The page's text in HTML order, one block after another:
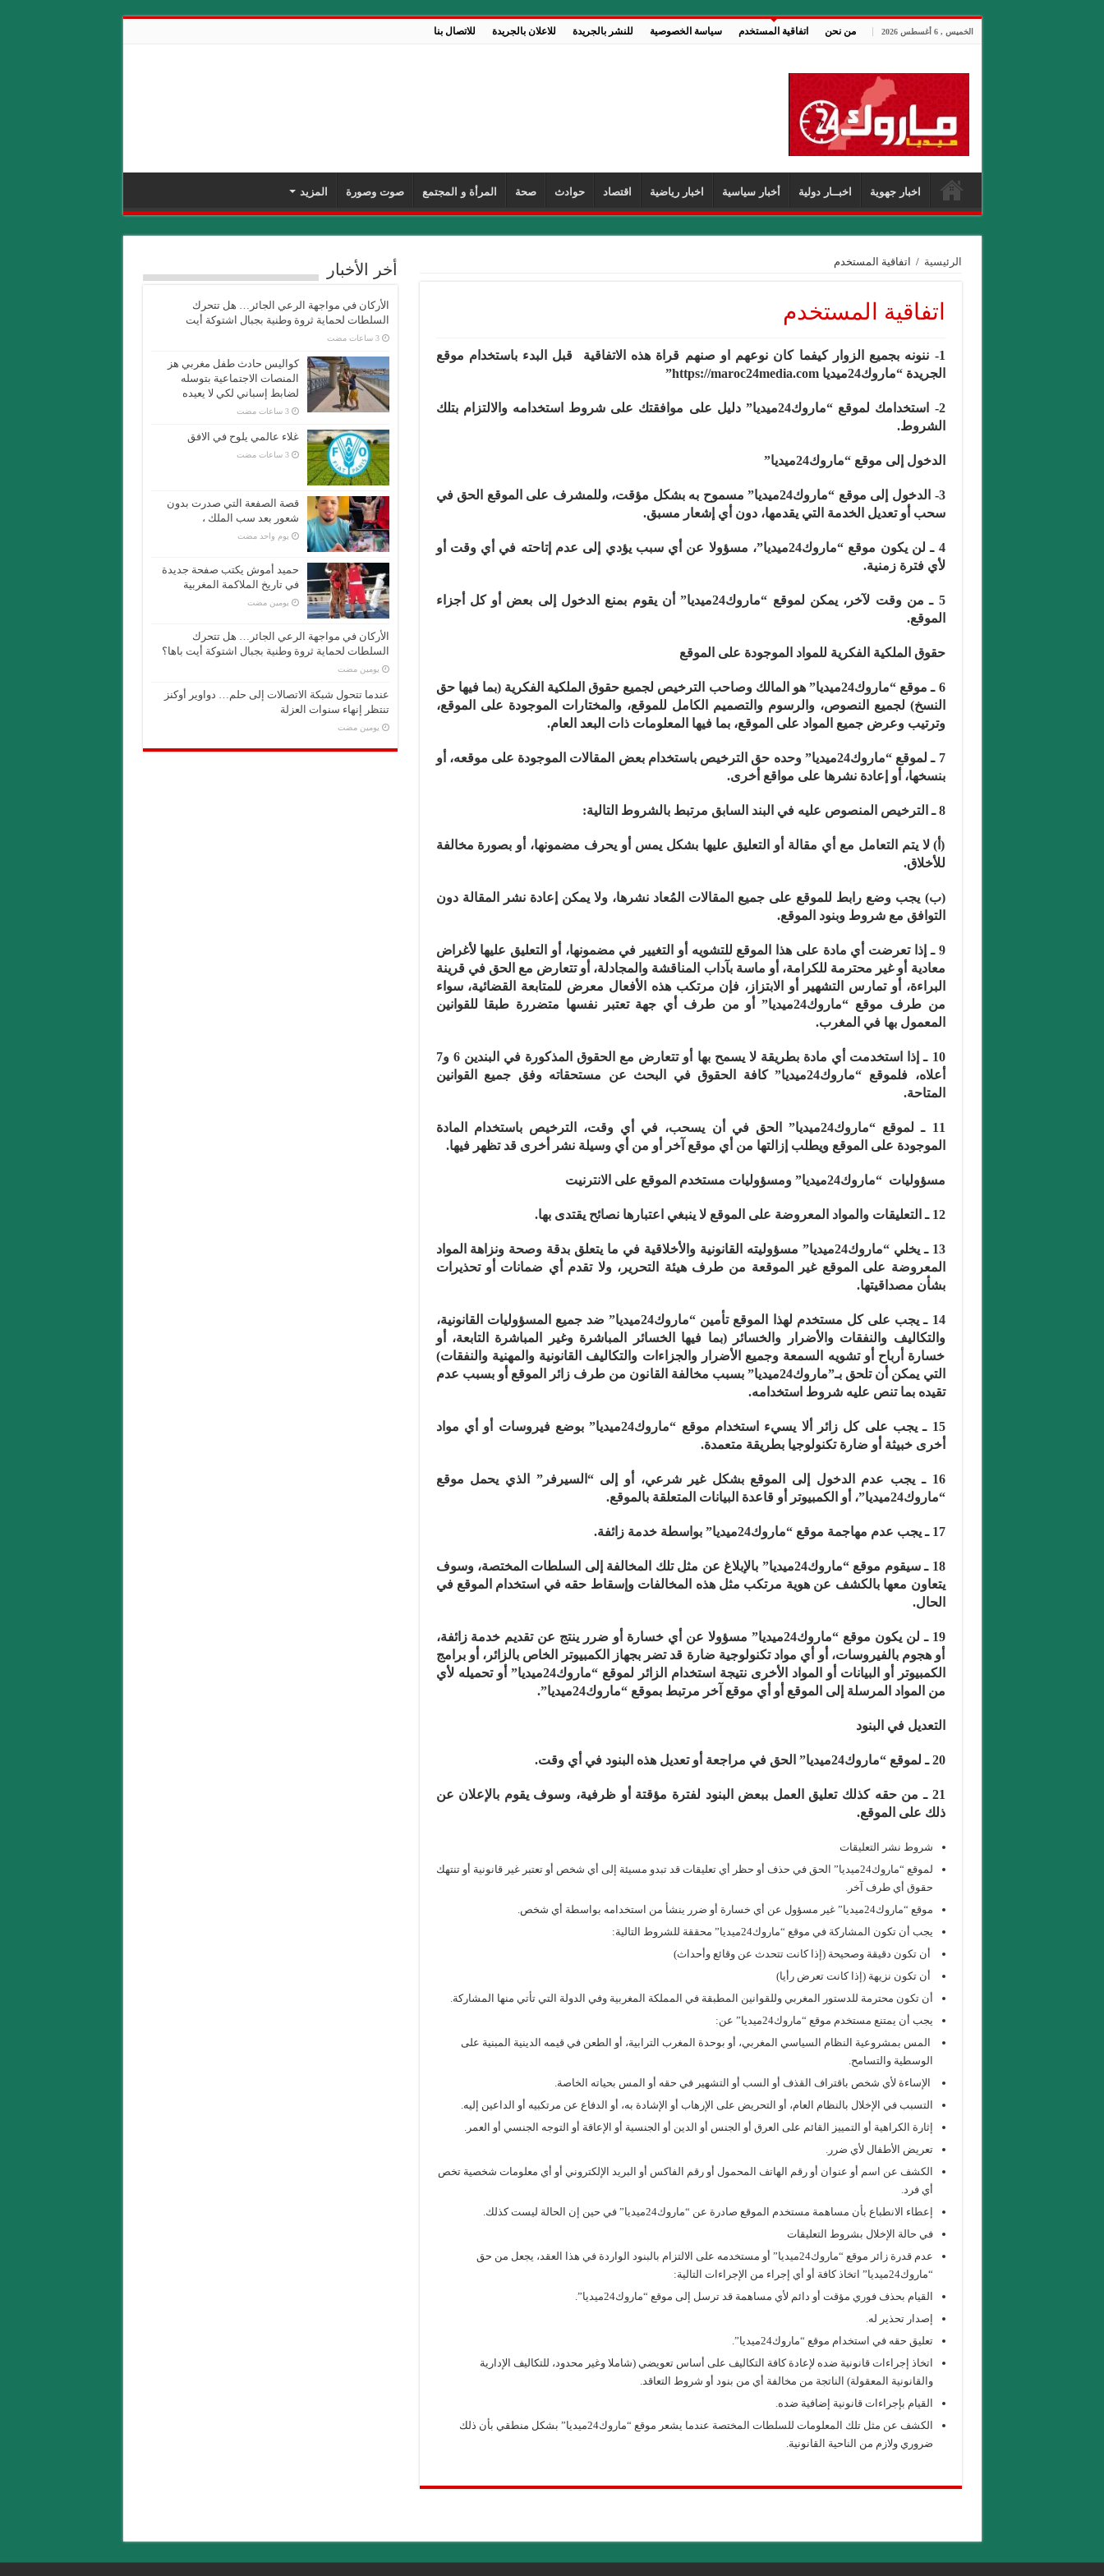
الخميس , 6 أغسطس 2026 من نحن اتفاقية المستخدم سياسة الخصوصية للنشر بالجريدة للاعلان بالجريدة للاتصال بنا
اخبار جهوية اخبــار دولية أخبار سياسية اخبار رياضية اقتصاد حوادث صحة المرأة و المجتمع صوت وصورة المزيد
الرئيسية / اتفاقية المستخدم
اتفاقية المستخدم
1- ننونه بجميع الزوار كيفما كان نوعهم او صنهم قراة هذه الاتفاقية قبل البدء باستخدام موقع
الجريدة “ماروك24ميديا https://maroc24media.com”
2- استخدامك لموقع “ماروك24ميديا” دليل على موافقتك على شروط استخدامه والالتزام بتلك
الشروط.
الدخول إلى موقع “ماروك24ميديا”
3- الدخول إلى موقع “ماروك24ميديا” مسموح به بشكل مؤقت، وللمشرف على الموقع الحق في
سحب أو تعديل الخدمة التي يقدمها، دون أي إشعار مسبق.
4 ـ لن يكون موقع “ماروك24ميديا”، مسؤولا عن أي سبب يؤدي إلى عدم إتاحته في أي وقت أو
لأي فترة زمنية.
5 ـ من وقت لآخر، يمكن لموقع “ماروك24ميديا” أن يقوم بمنع الدخول إلى بعض أو كل أجزاء
الموقع.
حقوق الملكية الفكرية للمواد الموجودة على الموقع
6 ـ موقع “ماروك24ميديا” هو المالك وصاحب الترخيص لجميع حقوق الملكية الفكرية (بما فيها حق
النسخ) لجميع النصوص، والرسوم والتصميم الكامل للموقع، والمختارات الموجودة على الموقع،
وترتيب وعرض جميع المواد على الموقع، بما فيها المعلومات ذات البعد العام.
7 ـ لموقع “ماروك24ميديا” وحده حق الترخيص باستخدام بعض المقالات الموجودة على موقعه، أو
بنسخها، أو إعادة نشرها على مواقع أخرى.
8 ـ الترخيص المنصوص عليه في البند السابق مرتبط بالشروط التالية:
(أ) لا يتم التعامل مع أي مقالة أو التعليق عليها بشكل يمس أو يحرف مضمونها، أو بصورة مخالفة
للأخلاق.
(ب) يجب وضع رابط للموقع على جميع المقالات المُعاد نشرها، ولا يمكن إعادة نشر المقالة دون
التوافق مع شروط وبنود الموقع.
9 ـ إذا تعرضت أي مادة على هذا الموقع للتشويه أو التغيير في مضمونها، أو التعليق عليها لأغراض
معادية أو غير محترمة للكرامة، أو ماسة بآداب المناقشة والمجادلة، أو تتعارض مع الحق في قرينة
البراءة، أو تمارس التشهير أو الابتزاز، فإن مرتكب هذه الأفعال معرض للمتابعة القضائية، سواء
من طرف موقع “ماروك24ميديا” أو من طرف أي جهة تعتبر نفسها متضررة طبقا للقوانين
المعمول بها في المغرب.
10 ـ إذا استخدمت أي مادة بطريقة لا يسمح بها أو تتعارض مع الحقوق المذكورة في البندين 6 و7
أعلاه، فلموقع “ماروك24ميديا” كافة الحقوق في البحث عن مستحقاته وفق جميع القوانين
المتاحة.
11 ـ لموقع “ماروك24ميديا” الحق في أن يسحب، في أي وقت، الترخيص باستخدام المادة
الموجودة على الموقع ويطلب إزالتها من أي موقع آخر أو من أي وسيلة نشر أخرى قد تظهر فيها.
مسؤوليات “ماروك24ميديا” ومسؤوليات مستخدم الموقع على الانترنيت
12 ـ التعليقات والمواد المعروضة على الموقع لا ينبغي اعتبارها نصائح يقتدى بها.
13 ـ يخلي “ماروك24ميديا” مسؤوليته القانونية والأخلاقية في ما يتعلق بدقة وصحة ونزاهة المواد
المعروضة على الموقع غير الموقعة من طرف هيئة التحرير، ولا تقدم أي ضمانات أو تحذيرات
بشأن مصداقيتها.
14 ـ يجب على كل مستخدم لهذا الموقع تأمين “ماروك24ميديا” ضد جميع المسؤوليات القانونية،
والتكاليف والنفقات والأضرار والخسائر (بما فيها الخسائر المباشرة وغير المباشرة التابعة، أو
خسارة أرباح أو تشويه السمعة وجميع الأضرار والجزاءات والتكاليف القانونية والمهنية والنفقات)
التي يمكن أن تلحق بـ”ماروك24ميديا” بسبب مخالفة القانون من طرف زائر الموقع أو بسبب عدم
تقيده بما تنص عليه شروط استخدامه.
15 ـ يجب على كل زائر ألا يسيء استخدام موقع “ماروك24ميديا” بوضع فيروسات أو أي مواد
أخرى خبيثة أو ضارة تكنولوجيا بطريقة متعمدة.
16 ـ يجب عدم الدخول إلى الموقع بشكل غير شرعي، أو إلى “السيرفر” الذي يحمل موقع
“ماروك24ميديا”، أو الكمبيوتر أو قاعدة البيانات المتعلقة بالموقع.
17 ـ يجب عدم مهاجمة موقع “ماروك24ميديا” بواسطة خدمة زائفة.
18 ـ سيقوم موقع “ماروك24ميديا” بالإبلاغ عن مثل تلك المخالفة إلى السلطات المختصة، وسوف
يتعاون معها بالكشف عن هوية مرتكب مثل هذه المخالفات وإسقاط حقه في استخدام الموقع في
الحال.
19 ـ لن يكون موقع “ماروك24ميديا” مسؤولا عن أي خسارة أو ضرر ينتج عن تقديم خدمة زائفة،
أو هجوم بالفيروسات، أو أي مواد تكنولوجية ضارة قد تضر بجهاز الكمبيوتر الخاص بالزائر، أو برامج
الكمبيوتر أو البيانات أو المواد الأخرى نتيجة استخدام الزائر لموقع “ماروك24ميديا” أو تحميله لأي
من المواد المرسلة إلى الموقع أو أي موقع آخر مرتبط بموقع “ماروك24ميديا”.
التعديل في البنود
20 ـ لموقع “ماروك24ميديا” الحق في مراجعة أو تعديل هذه البنود في أي وقت.
21 ـ من حقه كذلك تعليق العمل ببعض البنود لفترة مؤقتة أو ظرفية، وسوف يقوم بالإعلان عن
ذلك على الموقع.
شروط نشر التعليقات
لموقع “ماروك24ميديا” الحق في حذف أو حظر أي تعليقات قد تبدو مسيئة إلى أي شخص أو تعتبر غير قانونية أو تنتهك
حقوق أي طرف آخر.
موقع “ماروك24ميديا” غير مسؤول عن أي خسارة أو ضرر ينشأ من استخدامه بواسطة أي شخص.
يجب أن تكون المشاركة في موقع “ماروك24ميديا” محققة للشروط التالية:
أن تكون دقيقة وصحيحة (إذا كانت تتحدث عن وقائع وأحداث)
أن تكون نزيهة (إذا كانت تعرض رأيا)
أن تكون محترمة للدستور المغربي وللقوانين المطبقة في المملكة المغربية وفي الدولة التي تأتي منها المشاركة.
يجب أن يمتنع مستخدم موقع “ماروك24ميديا” عن:
المس بمشروعية النظام السياسي المغربي، أو بوحدة المغرب الترابية، أو الطعن في قيمه الدينية المبنية على
الوسطية والتسامح.
الإساءة لأي شخص باقتراف القذف أو السب أو التشهير في حقه أو المس بحياته الخاصة.
التسبب في الإخلال بالنظام العام، أو التحريض على الإرهاب أو الإشادة به، أو الدفاع عن مرتكبيه أو الداعين إليه.
إثارة الكراهية أو التمييز القائم على العرق أو الجنس أو الدين أو الجنسية أو الإعاقة أو التوجه الجنسي أو العمر.
تعريض الأطفال لأي ضرر.
الكشف عن اسم أو عنوان أو رقم الهاتف المحمول أو رقم الفاكس أو البريد الإلكتروني أو أي معلومات شخصية تخص
أي فرد.
إعطاء الانطباع بأن مساهمة مستخدم الموقع صادرة عن “ماروك24ميديا” في حين إن الحالة ليست كذلك.
في حالة الإخلال بشروط التعليقات
عدم قدرة زائر موقع “ماروك24ميديا” أو مستخدمه على الالتزام بالبنود الواردة في هذا العقد، يجعل من حق
“ماروك24ميديا” اتخاذ كافة أو أي إجراء من الإجراءات التالية:
القيام بحذف فوري مؤقت أو دائم لأي مساهمة قد ترسل إلى موقع “ماروك24ميديا”.
إصدار تحذير له.
تعليق حقه في استخدام موقع “ماروك24ميديا”.
اتخاذ إجراءات قانونية ضده لإعادة كافة التكاليف على أساس تعويضي (شاملا وغير محدود، للتكاليف الإدارية
والقانونية المعقولة) الناتجة من مخالفة أي من بنود أو شروط التعاقد.
القيام بإجراءات قانونية إضافية ضده.
الكشف عن مثل تلك المعلومات للسلطات المختصة عندما يشعر موقع “ماروك24ميديا” بشكل منطقي بأن ذلك
ضروري ولازم من الناحية القانونية.
أخر الأخبار
الأركان في مواجهة الرعي الجائر… هل تتحرك
السلطات لحماية ثروة وطنية بجبال اشتوكة أيت
‏3 ساعات مضت
كواليس حادث طفل مغربي هز
المنصات الاجتماعية بتوسله
لضابط إسباني لكي لا يعيده
‏3 ساعات مضت
غلاء عالمي يلوح في الافق
‏3 ساعات مضت
قصة الصفعة التي صدرت بدون
شعور بعد سب الملك ،
‏يوم واحد مضت
حميد أموش يكتب صفحة جديدة
في تاريخ الملاكمة المغربية
‏يومين مضت
الأركان في مواجهة الرعي الجائر… هل تتحرك
السلطات لحماية ثروة وطنية بجبال اشتوكة أيت باها؟
‏يومين مضت
عندما تتحول شبكة الاتصالات إلى حلم… دواوير أوكنز
تنتظر إنهاء سنوات العزلة
‏يومين مضت